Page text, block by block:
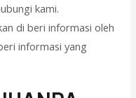
kami.
di beri informasi oleh
informasi yang